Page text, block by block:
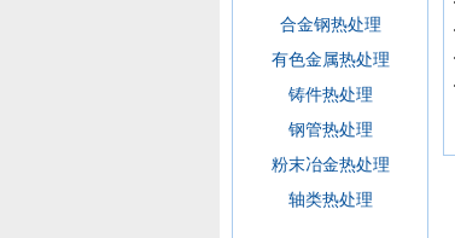
合金钢热处理
有色金属热处理
铸件热处理
钢管热处理
粉末冶金热处理
轴类热处理